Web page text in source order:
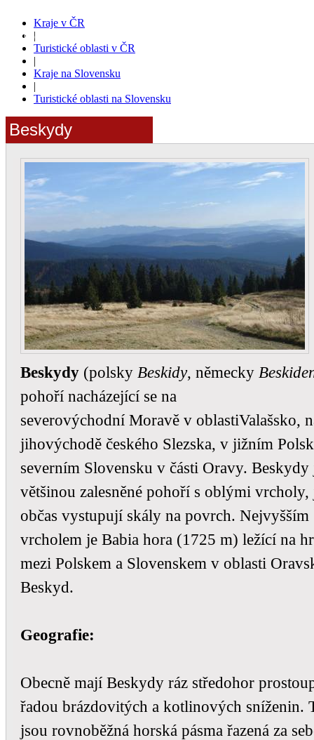
Portál pro ubytování, cestování a turistiku
Kraje v ČR
|
Turistické oblasti v ČR
|
Kraje na Slovensku
|
Turistické oblasti na Slovensku
Beskydy
Beskydy (polsky Beskidy, německy
pohoří nacházející se na
severovýchodní Moravě v oblastiValašsko,
jihovýchodě českého Slezska, v jižním
severním Slovensku v části Oravy. Beskydy
většinou zalesněné pohoří s oblými vrcholy,
občas vystupují skály na povrch. Nejvyšším
vrcholem je Babia hora (1725 m) ležící na
mezi Polskem a Slovenskem v oblasti
Beskyd.
Geografie:
Obecně mají Beskydy ráz středohor
řadou brázdovitých a kotlinových sníženin.
jsou rovnoběžná horská pásma řazená za